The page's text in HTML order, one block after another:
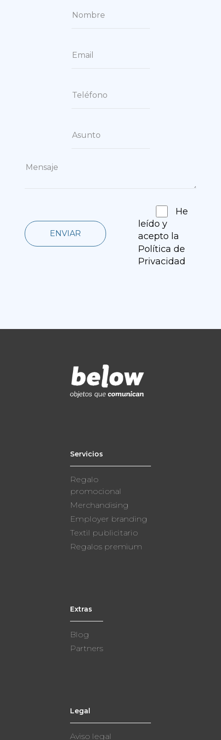
ENVIAR
He
leído y
acepto la
Política de
Privacidad
Servicios
Regalo
promocional
Merchandising
Employer branding
Textil publicitario
Regalos premium
Extras
Blog
Partners
Legal
Aviso legal